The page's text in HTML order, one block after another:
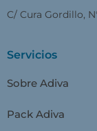
C/ Cura Gordillo,
Servicios
Sobre Adiva
Pack Adiva